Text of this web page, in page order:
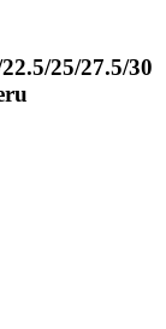
25/27.5/30